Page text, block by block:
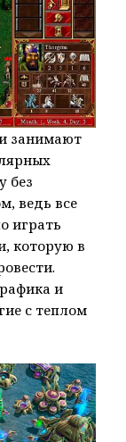
занимают
без
ведь все
играть
которую в
и
с теплом